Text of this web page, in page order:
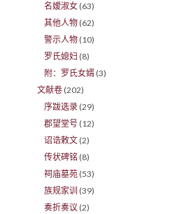
名嫒淑女 (63)
其他人物 (62)
警示人物 (10)
罗氏媳妇 (8)
附：罗氏女婿 (3)
文献卷 (202)
序跋选录 (29)
郡望堂号 (12)
诏诰敕文 (2)
传状碑铭 (8)
祠庙墓苑 (53)
族规家训 (39)
奏折奏议 (2)